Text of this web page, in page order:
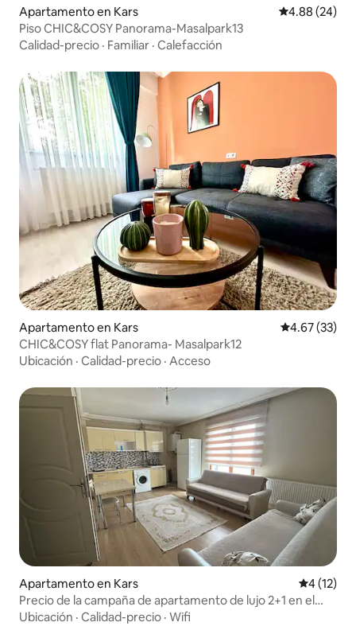
Apartamento en Kars Calificación
4.88 (24)
Piso CHIC&COSY Panorama-Masalpark13
Calidad-precio · Familiar · Calefacción
Apartamento en Kars Calificación
4.67 (33)
CHIC&COSY flat Panorama- Masalpark12
Ubicación · Calidad-precio · Acceso
Apartamento en Kars
4 (12)
Precio de la campaña de apartamento de lujo 2+1 en el
centro de Kars
Ubicación · Calidad-precio · Wifi